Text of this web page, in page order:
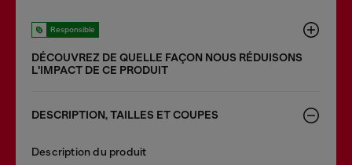
Responsible
DÉCOUVREZ DE QUELLE FAÇON NOUS RÉDUISONS
LʹIMPACT DE CE PRODUIT
DESCRIPTION, TAILLES ET COUPES
Description du produit